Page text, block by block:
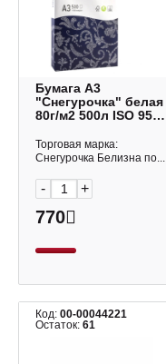
Бумага А3
"Снегурочка" белая
80г/м2 500л ISO 95%
ЛПК (катег.к-ва С)
Торговая марка:
Снегурочка Белизна по...
- +
770
Код: 00-00044221
Остаток: 61